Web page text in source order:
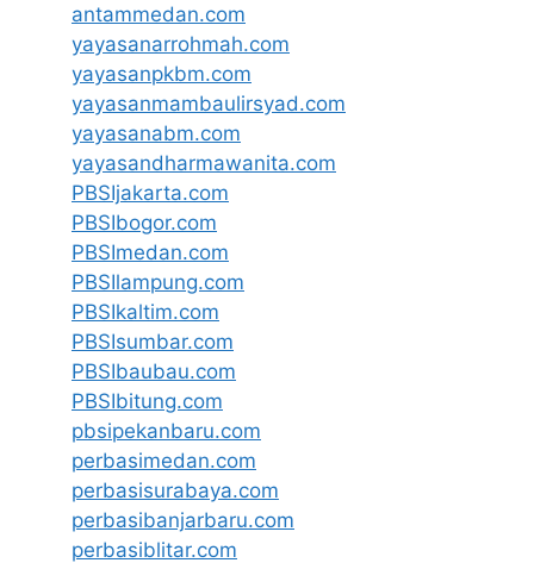
antammedan.com
yayasanarrohmah.com
yayasanpkbm.com
yayasanmambaulirsyad.com
yayasanabm.com
yayasandharmawanita.com
PBSIjakarta.com
PBSIbogor.com
PBSImedan.com
PBSIlampung.com
PBSIkaltim.com
PBSIsumbar.com
PBSIbaubau.com
PBSIbitung.com
pbsipekanbaru.com
perbasimedan.com
perbasisurabaya.com
perbasibanjarbaru.com
perbasiblitar.com